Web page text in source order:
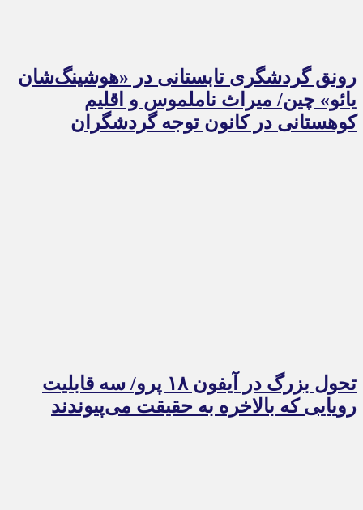
رونق گردشگری تابستانی در «هوشینگ‌شان
یائو» چین/ میراث ناملموس و اقلیم
کوهستانی در کانون توجه گردشگران
تحول بزرگ در آیفون ۱۸ پرو/ سه قابلیت
رویایی که بالاخره به حقیقت می‌پیوندند